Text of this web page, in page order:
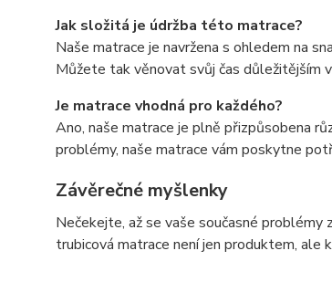
Jak složitá je údržba této matrace?
Naše matrace je navržena s ohledem na
Můžete tak věnovat svůj čas důležitějším
Je matrace vhodná pro každého?
Ano, naše matrace je plně přizpůsobena
problémy, naše matrace vám poskytne
Závěrečné myšlenky
Nečekejte, až se vaše současné
trubicová matrace není jen produktem, ale